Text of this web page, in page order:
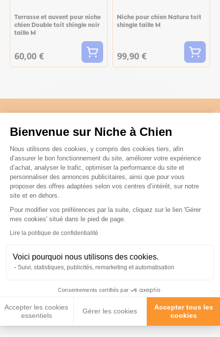
Bienvenue sur Niche à Chien
Plateforme de Gestion du
Nous utilisons des cookies, y compris des cookies tiers, afin
d’assurer le bon fonctionnement du site, améliorer votre expérience
d’achat, analyser le trafic, optimiser la performance du site et
personnaliser des annonces publicitaires, ainsi que pour vous
proposer des offres adaptées selon vos centres d’intérêt, sur notre
site et en dehors.
Pour modifier vos préférences par la suite, cliquez sur le lien 'Gérer
mes cookies' situé dans le pied de page.
Lire la politique de confidentialité
Voici pourquoi nous utilisons des cookies.
Suivi, statistiques, publicités, remarketing et automatisation
Consentements certifiés par
Accepter les cookies
essentiels
Gérer les cookies
Accepter tous les
cookies
Axeptio consent
Terrasse et auvent pour niche
chien Double toit shingle noir
taille M
60,00 €
Niche pour chien Natura toit
shingle taille M
99,90 €
Il est bien normal de se poser des
questions :)
Voir nos conseils et astuces
découvre
Niche pour
Niche pour
Niche a Chien
Bois Ecologique